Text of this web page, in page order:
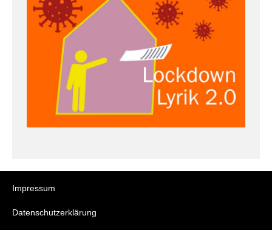
Impressum
Datenschutzerklärung